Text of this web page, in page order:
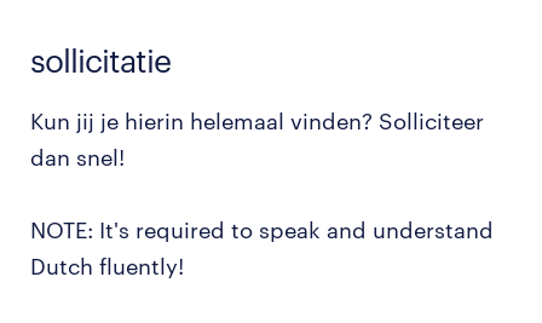
sollicitatie
Kun jij je hierin helemaal vinden? Solliciteer
dan snel!
NOTE: It's required to speak and understand
Dutch fluently!